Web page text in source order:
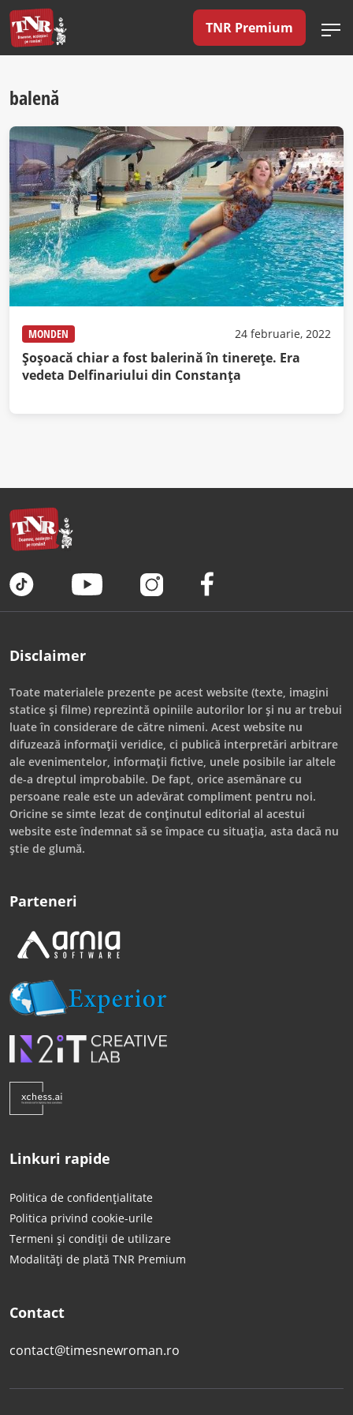
TNR Premium
balenă
MONDEN 24 februarie, 2022
Şoşoacă chiar a fost balerină în tinereţe. Era
vedeta Delfinariului din Constanţa
Disclaimer
Toate materialele prezente pe acest website (texte, imagini
statice și filme) reprezintă opiniile autorilor lor și nu ar trebui
luate în considerare de către nimeni. Acest website nu
difuzează informații veridice, ci publică interpretări arbitrare
ale evenimentelor, informații fictive, unele posibile iar altele
de-a dreptul improbabile. De fapt, orice asemănare cu
persoane reale este un adevărat compliment pentru noi.
Oricine se simte lezat de conținutul editorial al acestui
website este îndemnat să se împace cu situația, asta dacă nu
știe de glumă.
Parteneri
Linkuri rapide
Politica de confidențialitate
Politica privind cookie-urile
Termeni și condiții de utilizare
Modalități de plată TNR Premium
Contact
contact@timesnewroman.ro